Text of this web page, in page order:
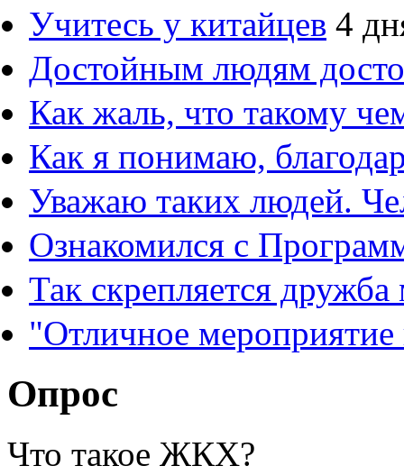
Учитесь у китайцев 4
Достойным людям
Как жаль, что такому
Как я понимаю,
Уважаю таких людей.
Ознакомился с
Так скрепляется
"Отличное мероприятие
Опрос
Что такое ЖКХ?